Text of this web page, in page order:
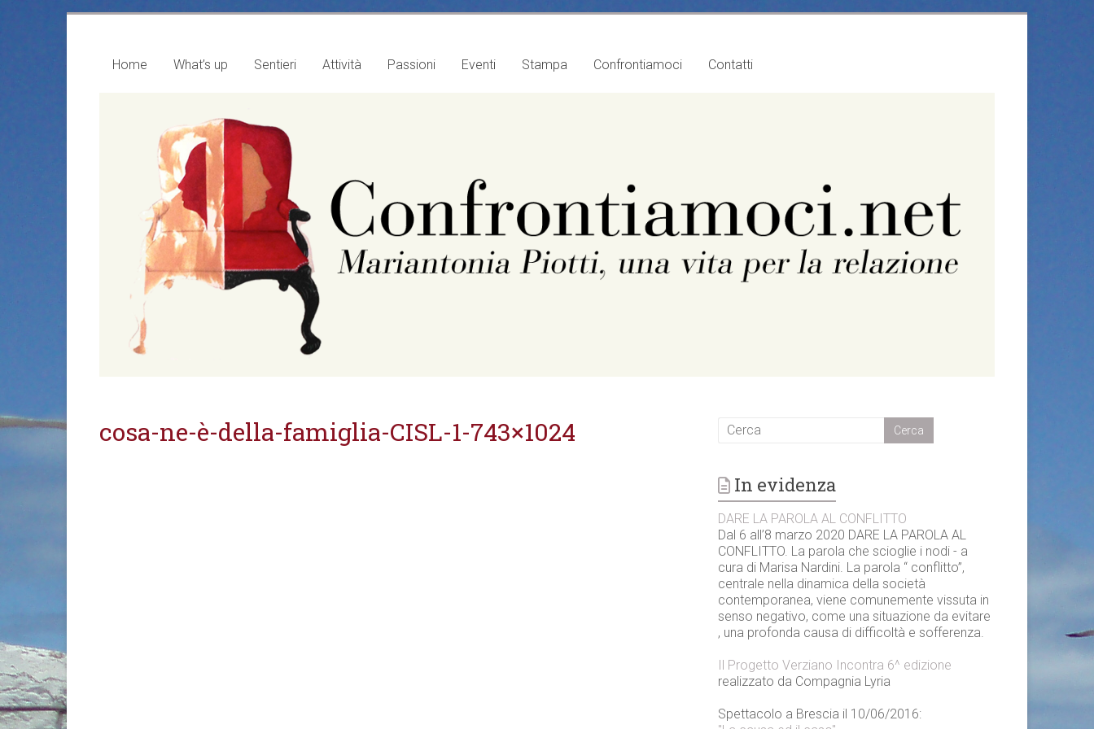
Home What’s up Sentieri Attività Passioni Eventi Stampa Confrontiamoci Contatti
cosa-ne-è-della-famiglia-CISL-1-743×1024
In evidenza
DARE LA PAROLA AL CONFLITTO
Dal 6 all’8 marzo 2020 DARE LA PAROLA AL
CONFLITTO. La parola che scioglie i nodi - a
cura di Marisa Nardini. La parola “ conflitto”,
centrale nella dinamica della società
contemporanea, viene comunemente vissuta in
senso negativo, come una situazione da evitare
, una profonda causa di difficoltà e sofferenza.
Il Progetto Verziano Incontra 6^ edizione
realizzato da Compagnia Lyria
Spettacolo a Brescia il 10/06/2016: